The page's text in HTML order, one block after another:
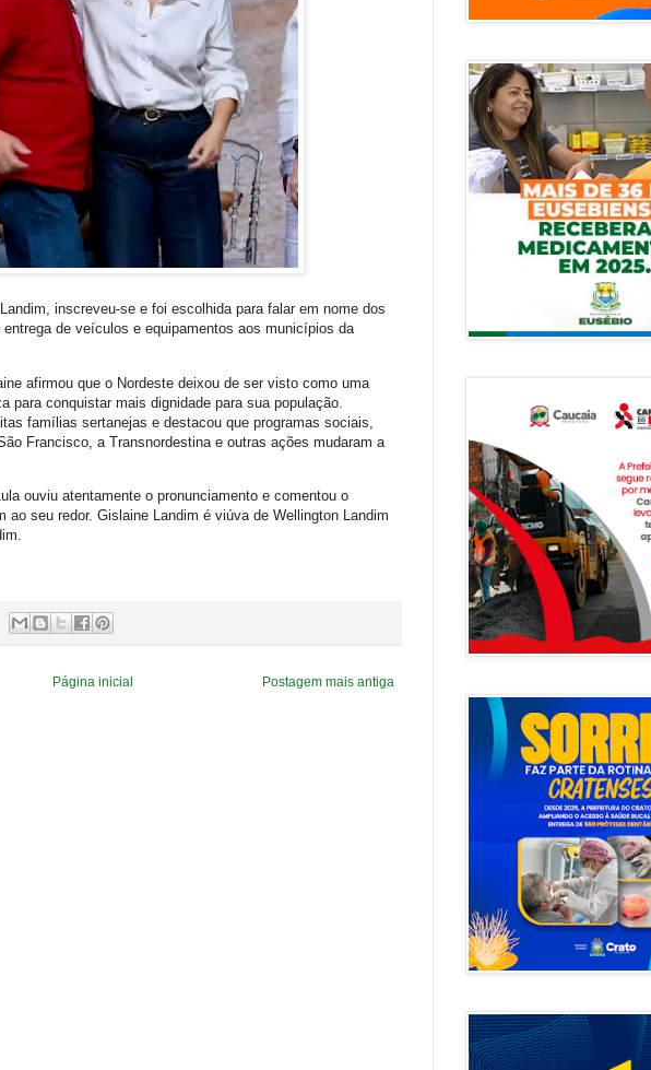
inscreveu-se e foi escolhida para falar em nome dos
de veículos e equipamentos aos municípios da
afirmou que o Nordeste deixou de ser visto como uma
para conquistar mais dignidade para sua população.
famílias sertanejas e destacou que programas sociais,
Francisco, a Transnordestina e outras ações mudaram a
ouviu atentamente o pronunciamento e comentou o
seu redor. Gislaine Landim é viúva de Wellington Landim
Postagem mais antiga
Página inicial